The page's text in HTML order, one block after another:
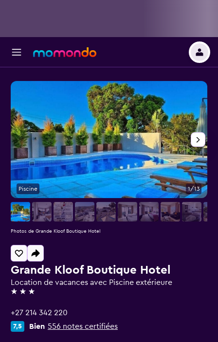
Grande Kloof Boutique Hotel
Location de vacances avec Piscine extérieure
3 étoiles
+27 214 342 220
7,5 Bien 556 notes certifiées
Piscine 1/13
Photos de Grande Kloof Boutique Hotel